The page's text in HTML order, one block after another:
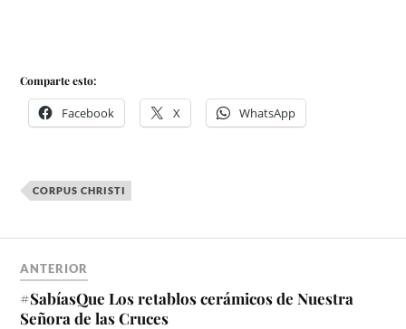
Comparte esto:
Facebook X WhatsApp
CORPUS CHRISTI
ANTERIOR
#SabíasQue Los retablos cerámicos de Nuestra
Señora de las Cruces